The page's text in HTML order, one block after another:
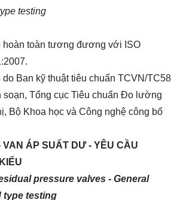
testing
hoàn toàn tương đương với ISO
Ban kỹ thuật tiêu chuẩn TCVN/TC58
Tổng cục Tiêu chuẩn Đo lường
Bộ Khoa học và Công nghệ công bố
ÁP SUẤT DƯ - YÊU CẦU
pressure valves - General
type testing